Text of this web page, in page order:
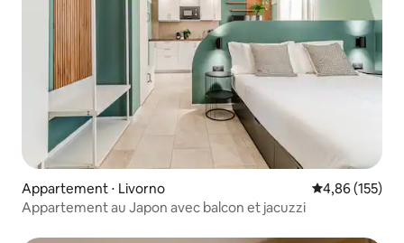
Appartement ⋅ Livorno Évaluation
4,86 (155)
Appartement au Japon avec balcon et jacuzzi